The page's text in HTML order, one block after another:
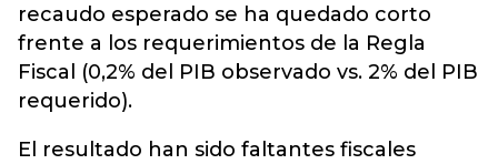
recaudo esperado se ha quedado corto
frente a los requerimientos de la Regla
Fiscal (0,2% del PIB observado vs. 2% del PIB
requerido).
El resultado han sido faltantes fiscales